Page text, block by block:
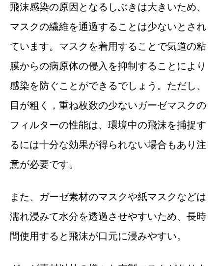
飛沫感染の原因となるしぶきは大きいため、
マスクの繊維を通過することは少ないとされ
ています。マスクを着用することで気道の粘
膜からの病原体の侵入を抑制することにより
感染を防ぐことができるでしょう。ただし、
目が粗く，重ね枚数の少ないガーゼマスクの
フィルターの性能は、環境中の飛沫を捕捉す
るには十分な効果が得られない場合もあり注
意が必要です。
また、ガーゼ素材のマスクや紙マスクなどは
濡れ浸みて水分を透過させやすいため、長時
間使用すると飛沫が口元に浸みやすい。